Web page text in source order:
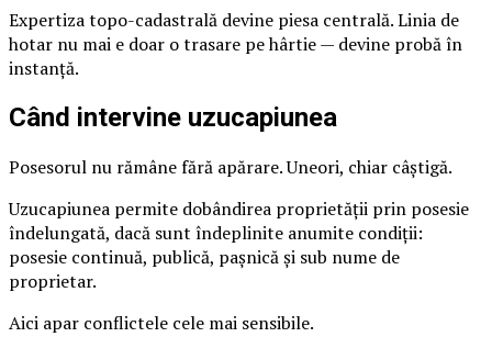
Expertiza topo-cadastrală devine piesa centrală. Linia de
hotar nu mai e doar o trasare pe hârtie — devine probă în
instanță.
Când intervine uzucapiunea
Posesorul nu rămâne fără apărare. Uneori, chiar câștigă.
Uzucapiunea permite dobândirea proprietății prin posesie
îndelungată, dacă sunt îndeplinite anumite condiții:
posesie continuă, publică, pașnică și sub nume de
proprietar.
Aici apar conflictele cele mai sensibile.